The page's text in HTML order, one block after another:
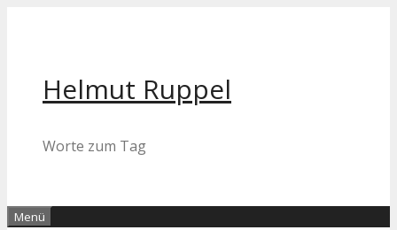
Helmut Ruppel
Worte zum Tag
Menü